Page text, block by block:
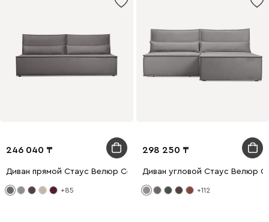
246 040
Диван прямой Стаус Велюр Серый
+85
298 250
Диван угловой Стаус Велюр
+112